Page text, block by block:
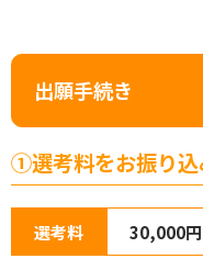
出願手続き
①選考料をお振り込
選考料 30,000円